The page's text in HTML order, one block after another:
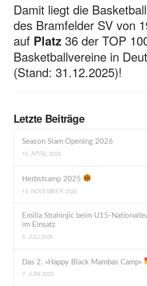
Damit liegt die
des Bramfelder SV von
auf Platz 36 der TOP
Basketballvereine in
(Stand: 31.12.2025)!
Letzte Beiträge
Season Slam Opening 2026
15. APRIL 2026
Herbstcamp 2025
15. NOVEMBER 2025
Emilia Strahinjic beim U15-
im Einsatz
5. JULI 2025
Das 2. »Happy Black Mambas Camp«
7. JUNI 2025